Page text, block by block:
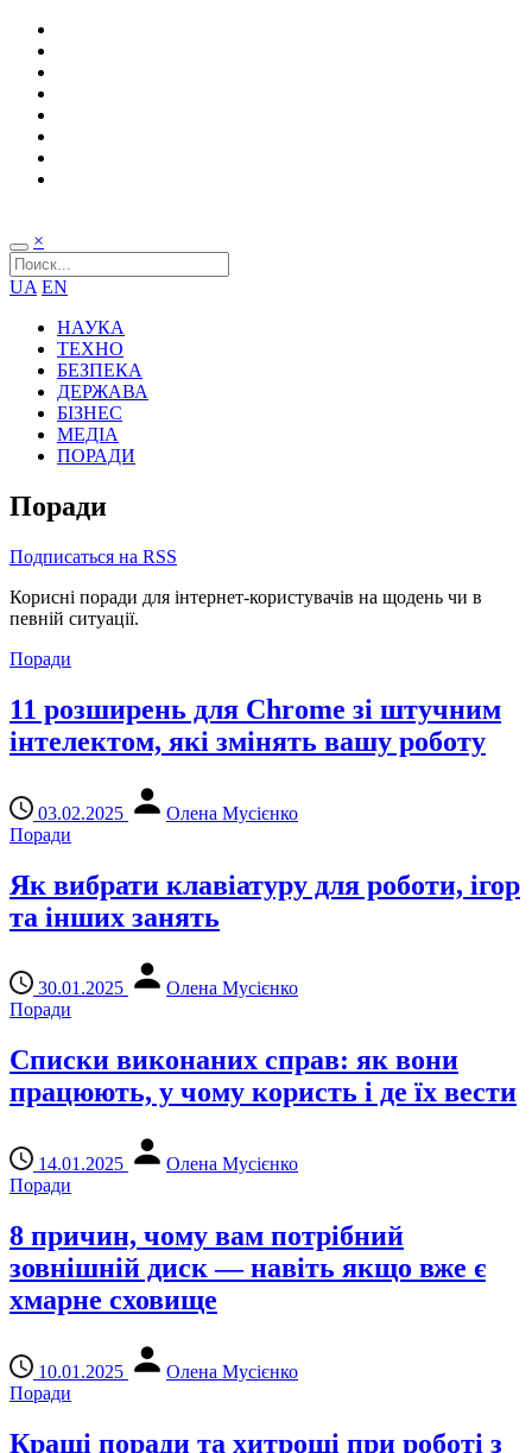
×
UA EN
НАУКА
ТЕХНО
БЕЗПЕКА
ДЕРЖАВА
БІЗНЕС
МЕДІА
ПОРАДИ
Поради
Подписаться на RSS
Корисні поради для інтернет-користувачів на щодень чи в
певній ситуації.
Поради
11 розширень для Chrome зі штучним
інтелектом, які змінять вашу роботу
03.02.2025
Олена Мусієнко
Поради
Як вибрати клавіатуру для роботи, ігор
та інших занять
30.01.2025
Олена Мусієнко
Поради
Списки виконаних справ: як вони
працюють, у чому користь і де їх вести
14.01.2025
Олена Мусієнко
Поради
8 причин, чому вам потрібний
зовнішній диск — навіть якщо вже є
хмарне сховище
10.01.2025
Олена Мусієнко
Поради
Кращі поради та хитрощі при роботі з